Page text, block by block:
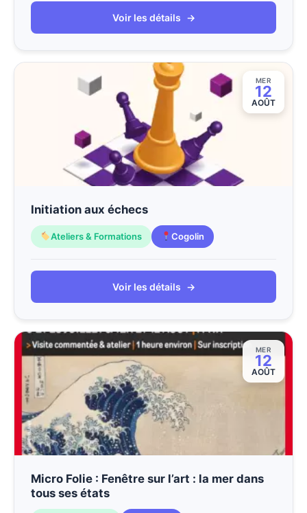
Voir les détails →
MER
12
AOÛT
Initiation aux échecs
Ateliers & Formations Cogolin
Voir les détails →
MER
12
AOÛT
Micro Folie : Fenêtre sur l’art : la mer dans
tous ses états